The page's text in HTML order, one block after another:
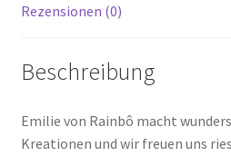
Rezensionen (0)
Beschreibung
Emilie von Rainbô macht
Kreationen und wir freuen uns